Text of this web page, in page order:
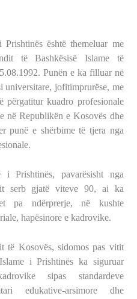
është themeluar me
të Bashkësisë Islame të
Punën e ka filluar në
universitare, jofitimprurëse, me
përgatitur kuadro profesionale
në Republikën e Kosovës dhe
punë e shërbime të tjera nga
Prishtinës, pavarësisht nga
serb gjatë viteve 90, ai ka
pa ndërprerje, në kushte
hapësinore e kadrovike.
të Kosovës, sidomos pas vitit
i Prishtinës ka siguruar
sipas standardeve
edukative-arsimore dhe